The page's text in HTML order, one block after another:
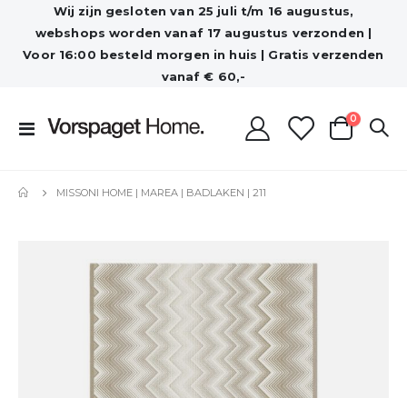
Wij zijn gesloten van 25 juli t/m 16 augustus,
webshops worden vanaf 17 augustus verzonden |
Voor 16:00 besteld morgen in huis | Gratis verzenden
vanaf € 60,-
Toggle
Cart
0producten
MISSONI HOME | MAREA | BADLAKEN | 211
afbeeldingen-